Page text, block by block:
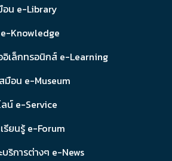
อน e-Library
Knowledge
อิเล็กทรอนิกส์ e-Learning
อน e-Museum
ลน์ e-Service
รียนรู้ e-Forum
บริการต่างๆ e-News